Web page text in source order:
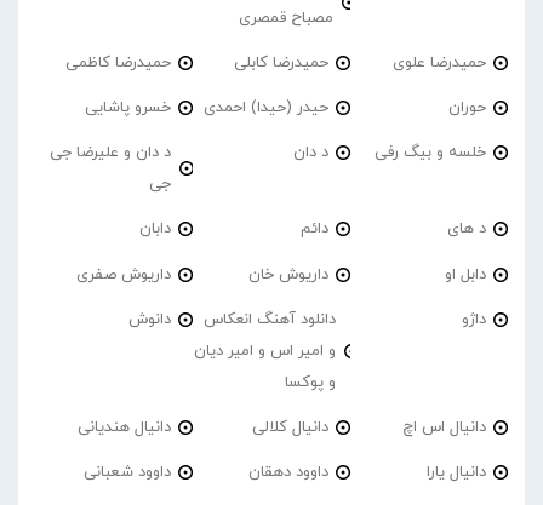
مصباح قمصری
حمیدرضا علوی حمیدرضا کابلی حمیدرضا کاظمی
حوران حیدر (حیدا) احمدی خسرو پاشایی
خلسه و بیگ رفی د دان
د دان و علیرضا جی
جی
د های دائم دابان
دابل او داریوش خان داریوش صفری
داژو
دانلود آهنگ انعکاس
و امیر اس و امیر دیان
و پوکسا
دانوش
دانیال اس اچ دانیال کلالی دانیال هندیانی
دانیال یارا داوود دهقان داوود شعبانی